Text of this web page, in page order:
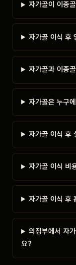
자가골이 이종
자가골 이식 후
자가골과 이종
자가골은 누구
자가골 이식 후
자가골 이식 비
자가골 이식 후
의정부에서 자
요?